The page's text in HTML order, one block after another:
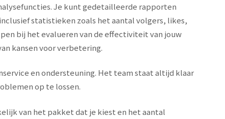
Je kunt gedetailleerde rapporten
statistieken zoals het aantal volgers, likes,
bij het evalueren van de effectiviteit van jouw
kansen voor verbetering.
en ondersteuning. Het team staat altijd klaar
op te lossen.
van het pakket dat je kiest en het aantal